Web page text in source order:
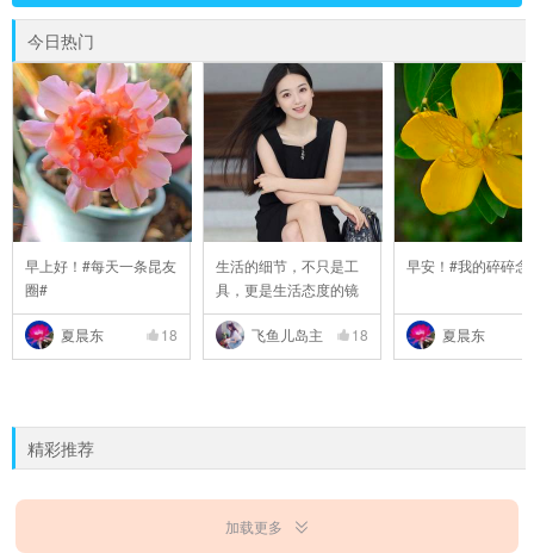
今日热门
早上好！#每天一条昆友
圈#
夏晨东 18
生活的细节，不只是工
具，更是生活态度的镜
..
飞鱼儿岛主
18
早安！#我的碎碎念
夏晨东
精彩推荐
加载更多